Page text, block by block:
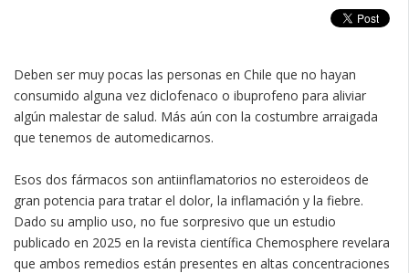
Deben ser muy pocas las personas en Chile que no hayan
consumido alguna vez diclofenaco o ibuprofeno para aliviar
algún malestar de salud. Más aún con la costumbre arraigada
que tenemos de automedicarnos.
Esos dos fármacos son antiinflamatorios no esteroideos de
gran potencia para tratar el dolor, la inflamación y la fiebre.
Dado su amplio uso, no fue sorpresivo que un estudio
publicado en 2025 en la revista científica Chemosphere revelara
que ambos remedios están presentes en altas concentraciones